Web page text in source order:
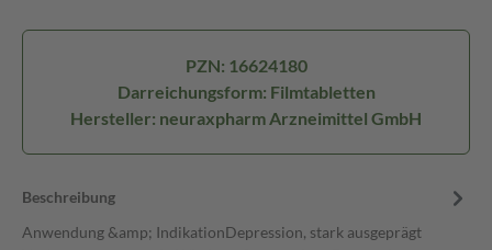
PZN: 16624180
Darreichungsform: Filmtabletten
Hersteller: neuraxpharm Arzneimittel GmbH
Beschreibung
Anwendung &amp; IndikationDepression, stark ausgeprägt